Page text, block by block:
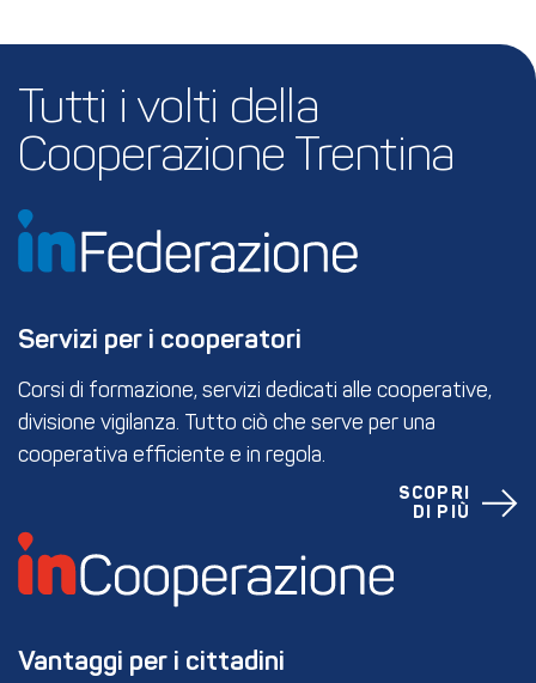
Tutti i volti della
Cooperazione Trentina
Servizi per i cooperatori
Corsi di formazione, servizi dedicati alle cooperative,
divisione vigilanza. Tutto ciò che serve per una
cooperativa efficiente e in regola.
SCOPRI
DI PIÙ
Vantaggi per i cittadini